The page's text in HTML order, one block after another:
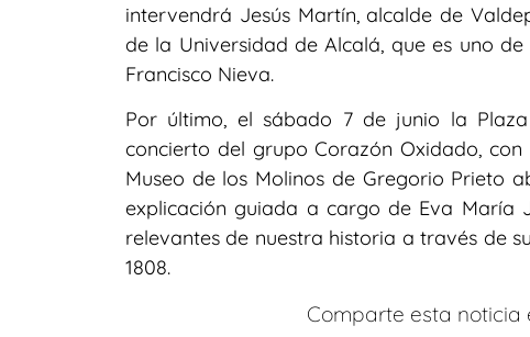
intervendrá Jesús Martín, alcalde de
de la Universidad de Alcalá, que es uno
Francisco Nieva.
Por último, el sábado 7 de junio la
concierto del grupo Corazón Oxidado,
Museo de los Molinos de Gregorio Prieto
explicación guiada a cargo de Eva María
relevantes de nuestra historia a través de
1808.
Comparte esta noticia